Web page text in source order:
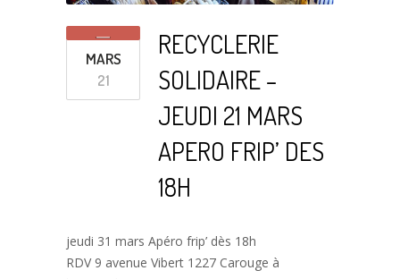
MARS
21
RECYCLERIE
SOLIDAIRE –
JEUDI 21 MARS
APERO FRIP’ DES
18H
jeudi 31 mars Apéro frip’ dès 18h
RDV 9 avenue Vibert 1227 Carouge à